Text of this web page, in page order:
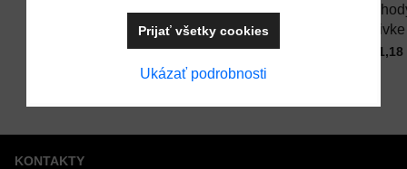
Schody do
vírivky
WATERWAY -
cinnamon
Cena s DPH
144,83 €
Pred zľavou:
160,93 €
vírivke
Cena
KONTAKTY
Ukázať podrobnosti
Prijať všetky cookies